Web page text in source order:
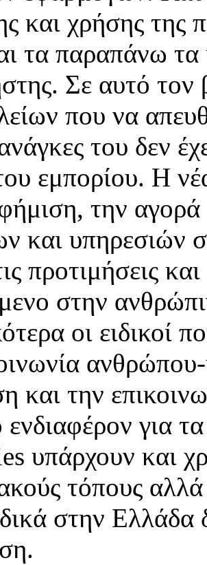
και χρήσης της
τα παραπάνω τα
Σε αυτό
που να
του δεν
εμπορίου. Η
την
και υπηρεσιών
προτιμήσεις
στην
οι ειδικοί
και την
ενδιαφέρον για
υπάρχουν και
τόπους
στην Ελλάδα